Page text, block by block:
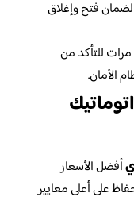
فتح وإغلاق
للتأكد من
الأمان.
أفضل الأسعار
على أعلى معايير